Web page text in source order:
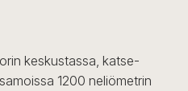
keskustassa, katse-
1200 neliömetrin